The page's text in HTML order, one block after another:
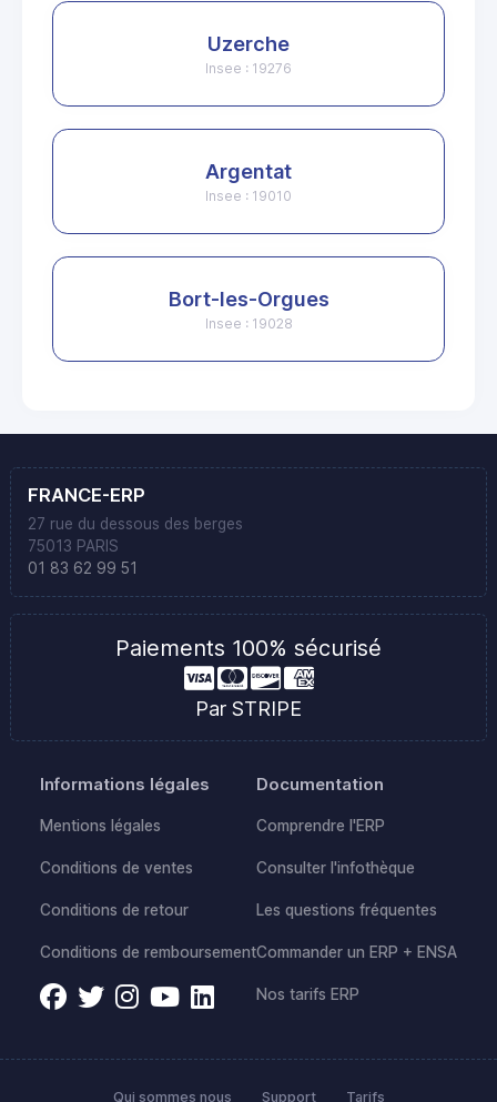
Uzerche
Insee : 19276
Argentat
Insee : 19010
Bort-les-Orgues
Insee : 19028
FRANCE-ERP
27 rue du dessous des berges
75013 PARIS
01 83 62 99 51
Paiements 100% sécurisé
Par STRIPE
Informations légales
Mentions légales
Conditions de ventes
Conditions de retour
Conditions de remboursement
Documentation
Comprendre l'ERP
Consulter l'infothèque
Les questions fréquentes
Commander un ERP + ENSA
Nos tarifs ERP
Qui sommes nous Support Tarifs